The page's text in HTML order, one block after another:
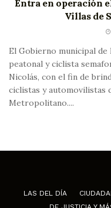
Entra en operación
Villas de
El Gobierno municipal
peatonal y ciclista
Nicolás, con el fin de
ciclistas y automovilistas
Metropolitano....
LAS DEL DÍA